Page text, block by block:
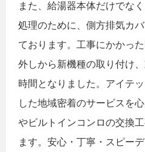
また、給湯器本体だけでな
処理のために、側方排気カ
ております。工事にかかっ
外しから新機種の取り付け
時間となりました。アイテ
した地域密着のサービスを
やビルトインコンロの交換
ます。安心・丁寧・スピー